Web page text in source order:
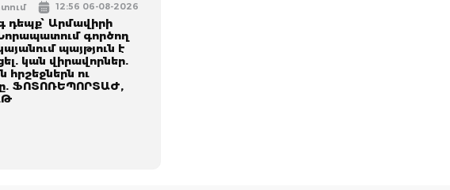
12:56 06-08-2026
դեպք՝ Արմավիրի
գործող
պայթյուն է
կան վիրավորներ.
հրշեջներն ու
ՖՈՏՈՌԵՊՈՐՏԱԺ,